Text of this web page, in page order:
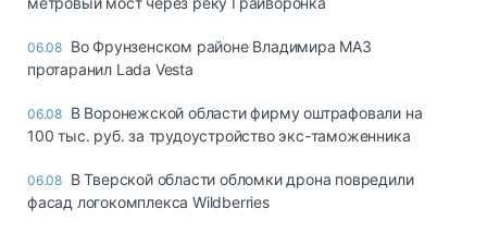
06.08 Во Фрунзенском районе Владимира МАЗ
протаранил Lada Vesta
06.08 В Воронежской области фирму оштрафовали на
100 тыс. руб. за трудоустройство экс-таможенника
06.08 В Тверской области обломки дрона повредили
фасад логокомплекса Wildberries